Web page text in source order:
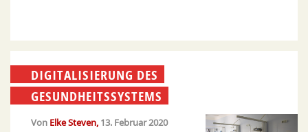
DIGITALISIERUNG DES
GESUNDHEITSSYSTEMS
Von Elke Steven 13. Februar 2020